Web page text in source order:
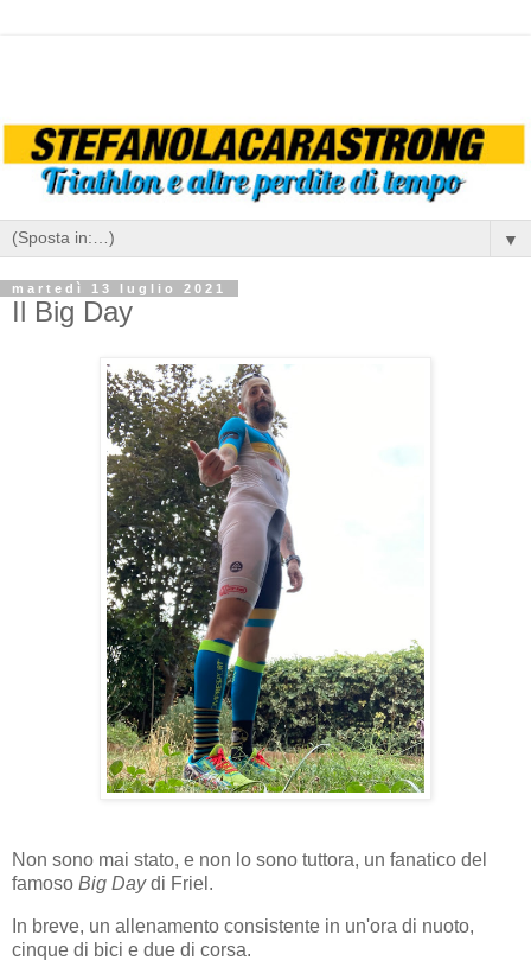
▼
martedì 13 luglio 2021
Il Big Day
Non sono mai stato, e non lo sono tuttora, un fanatico del
famoso Big Daydi Friel.
In breve, un allenamento consistente in un'ora di nuoto,
cinque di bici e due di corsa.